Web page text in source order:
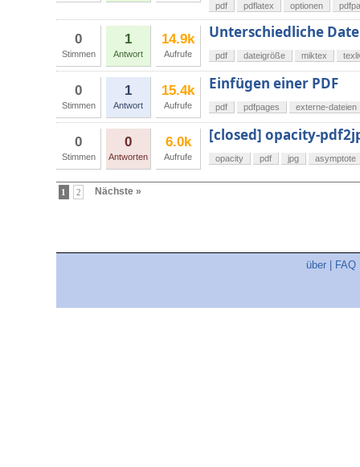
pdf pdflatex optionen
0
Stimmen
1
Antwort
14.9k
Aufrufe
Unterschiedliche
pdf dateigröße miktex
0
Stimmen
1
Antwort
15.4k
Aufrufe
Einfügen einer PDF
pdf pdfpages externe-dateien
0
Stimmen
0
Antworten
6.0k
Aufrufe
[closed] opacity-
opacity pdf jpg asymptote
1 2 Nächste »
über FAQ